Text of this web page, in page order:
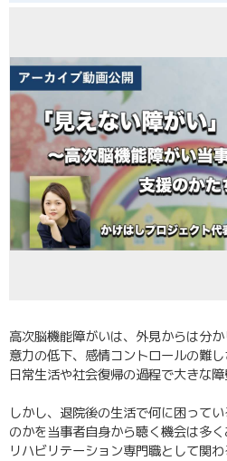
高次脳機能障がいは、外見からは分
意力の低下、感情コントロールの難し
日常生活や社会復帰の過程で大きな障
しかし、退院後の生活で何に困って
のかを当事者自身から聴く機会は多く
リハビリテーション専門職として関わ